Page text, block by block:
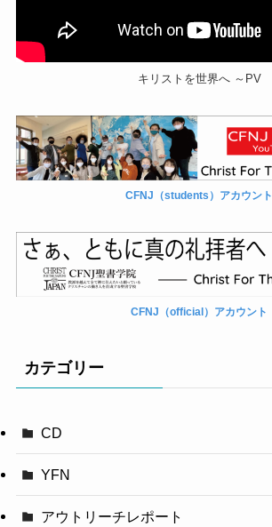
キリストを世界へ ～PV
CFNJ（students）アカウント
CFNJ（official）アカウント
カテゴリー
CD
YFN
アウトリーチレポート